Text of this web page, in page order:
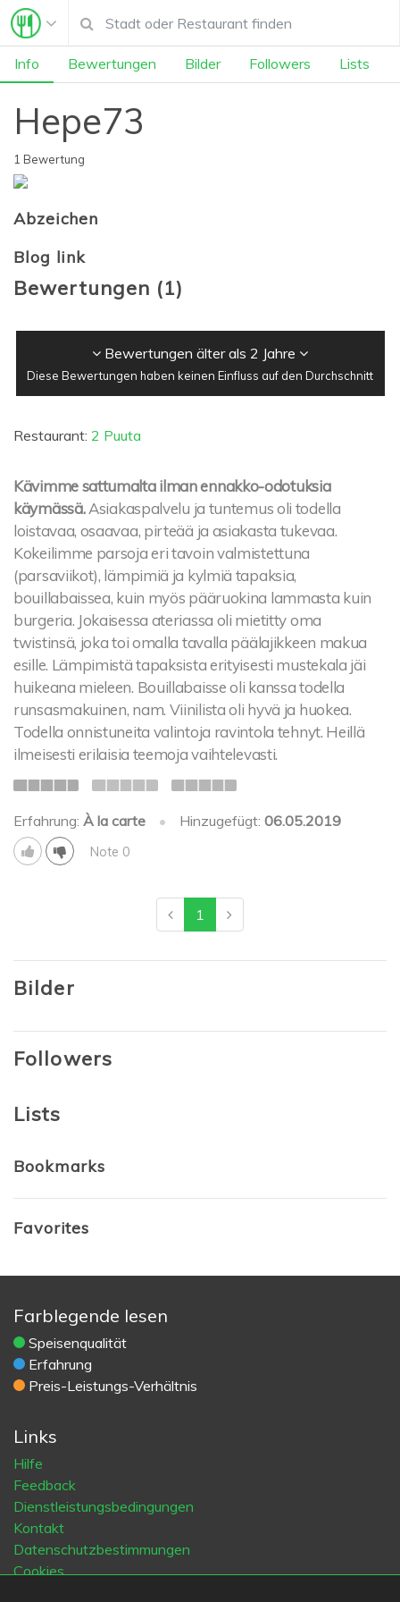
Info Bewertungen Bilder Followers Lists
Hepe73
1 Bewertung
Abzeichen
Blog link
Bewertungen (1)
Bewertungen älter als 2 Jahre
Diese Bewertungen haben keinen Einfluss auf den Durchschnitt
Restaurant: 2 Puuta
Kävimme sattumalta ilman ennakko-odotuksia
käymässä.Asiakaspalvelu ja tuntemus oli todella
loistavaa, osaavaa, pirteää ja asiakasta tukevaa.
Kokeilimme parsoja eri tavoin valmistettuna
(parsaviikot), lämpimiä ja kylmiä tapaksia,
bouillabaissea, kuin myös pääruokina lammasta kuin
burgeria. Jokaisessa ateriassa oli mietitty oma
twistinsä, joka toi omalla tavalla päälajikkeen makua
esille. Lämpimistä tapaksista erityisesti mustekala jäi
huikeana mieleen. Bouillabaisse oli kanssa todella
runsasmakuinen, nam. Viinilista oli hyvä ja huokea.
Todella onnistuneita valintoja ravintola tehnyt. Heillä
ilmeisesti erilaisia teemoja vaihtelevasti.
Erfahrung: À la carte • Hinzugefügt:06.05.2019
Note 0
1
Bilder
Followers
Lists
Bookmarks
Favorites
Farblegende lesen
Speisenqualität
Erfahrung
Preis-Leistungs-Verhältnis
Links
Hilfe
Feedback
Dienstleistungsbedingungen
Kontakt
Datenschutzbestimmungen
Cookies